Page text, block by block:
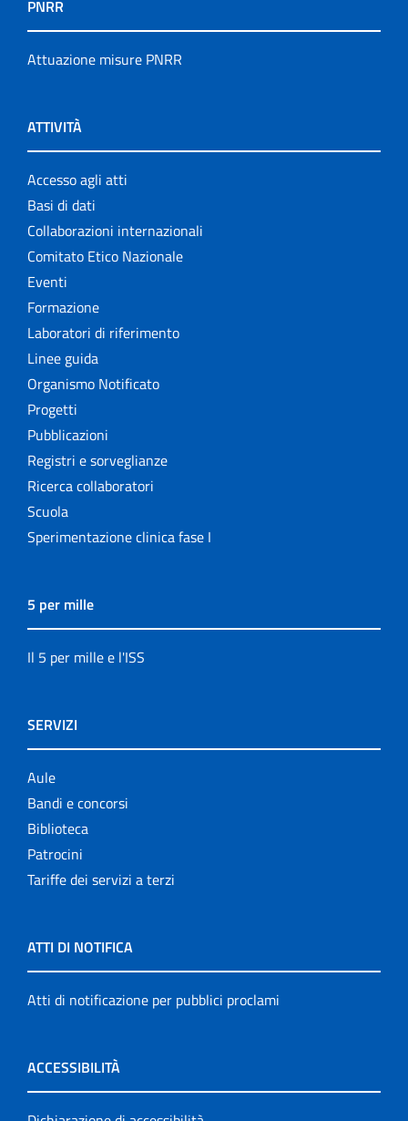
PNRR
Attuazione misure PNRR
ATTIVITÀ
Accesso agli atti
Basi di dati
Collaborazioni internazionali
Comitato Etico Nazionale
Eventi
Formazione
Laboratori di riferimento
Linee guida
Organismo Notificato
Progetti
Pubblicazioni
Registri e sorveglianze
Ricerca collaboratori
Scuola
Sperimentazione clinica fase I
5 per mille
Il 5 per mille e l'ISS
SERVIZI
Aule
Bandi e concorsi
Biblioteca
Patrocini
Tariffe dei servizi a terzi
ATTI DI NOTIFICA
Atti di notificazione per pubblici proclami
ACCESSIBILITÀ